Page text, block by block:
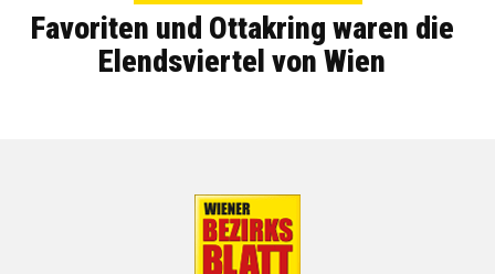
Favoriten und Ottakring waren die
Elendsviertel von Wien